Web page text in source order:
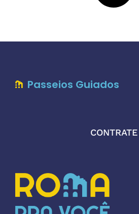
Passeios Guiados
CONTRATE